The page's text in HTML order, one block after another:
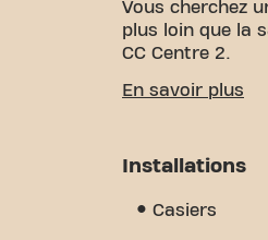
Vous cherchez
plus loin que la
CC Centre 2.
Nous savons à
grande variété
distingue
vous trouverez
aujourd'hui et
En savoir plus
Installations
Casiers